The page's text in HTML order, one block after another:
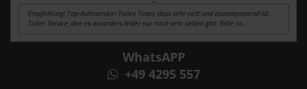
WhatsAPP
+49 4295 557